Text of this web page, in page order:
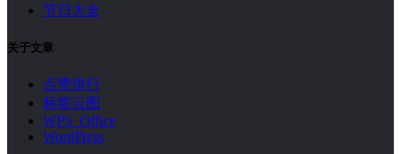
节日大全
关于文章
点赞排行
标签云图
WPS Office
WordPress